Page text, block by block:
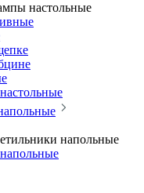
настольные
напольные